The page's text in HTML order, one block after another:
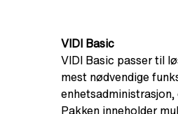
VIDI Basic
VIDI Basic passer til
mest nødvendige
Pakken inneholder